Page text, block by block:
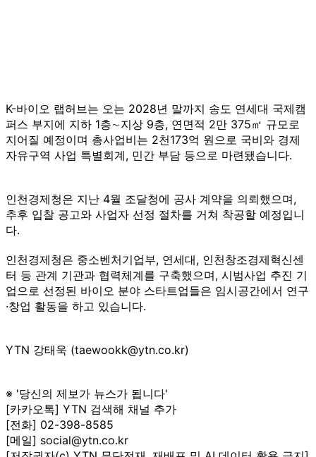
K-바이오 랩허브는 오는 2028년 말까지 송도 연세대 국제캠
퍼스 부지에 지하 1층∼지상 9층, 연면적 2만 375㎡ 규모로
지어질 예정이며 총사업비는 2천173억 원으로 국비와 경제
자유구역 사업 특별회계, 민간 부담 등으로 마련됐습니다.
인천경제청은 지난 4월 조달청에 공사 계약을 의뢰했으며,
추후 입찰 공고와 사업자 선정 절차를 거쳐 착공할 예정입니
다.
인천경제청은 중소벤처기업부, 연세대, 인천창조경제혁신센
터 등 관계 기관과 협력체계를 구축했으며, 시범사업 추진 기
업으로 선정된 바이오 분야 스타트업들은 임시공간에서 연구
·창업 활동을 하고 있습니다.
YTN 강태욱 (taewookk@ytn.co.kr)
※ '당신의 제보가 뉴스가 됩니다'
[카카오톡] YTN 검색해 채널 추가
[전화] 02-398-8585
[메일] social@ytn.co.kr